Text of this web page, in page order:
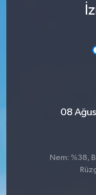
08
Nem: %38,